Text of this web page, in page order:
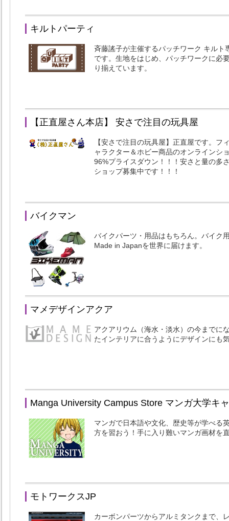
キルトパーティ
斉藤謠子が主催するパッチワーク キルト
です。生地をはじめ、パッチワークに必
り揃えています。
【正直屋さん本店】 安さで注目の玩具屋
【安さで注目の玩具屋】正直屋です。フ
ャラクター＆ホビー商品のオンラインシ
96%プライスダウン！！！安さと量の多
ショップ募集中です！！！
バイクマン
バイクパーツ・用品はもちろん。バイク
Made in Japanを世界に届けます。
マメデザインアクア
アクアリウム（海水・淡水）の今までに
たインテリアに合うようにデザインにも
Manga University Campus Store マンガ大学キ
マンガで日本語や文化、歴史等が学べる
方を習おう！手に入り難いマンガ画材を
モトワークスJP
カーボンパーツからアルミタンクまで、